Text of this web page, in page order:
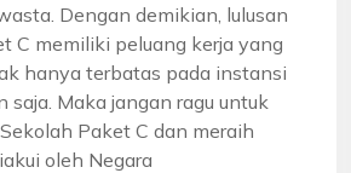
Dengan demikian, lulusan
C memiliki peluang kerja yang
hanya terbatas pada instansi
saja. Maka jangan ragu untuk
Paket C dan meraih
oleh Negara